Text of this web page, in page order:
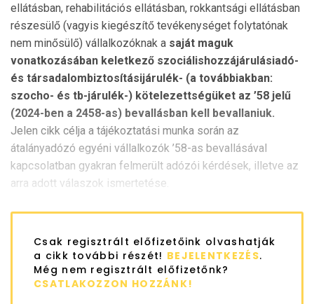
ellátásban, rehabilitációs ellátásban, rokkantsági ellátásban
részesülő (vagyis kiegészítő tevékenységet folytatónak
nem minősülő) vállalkozóknak a saját maguk
vonatkozásában keletkező szociálishozzájárulásiadó-
és társadalombiztosításijárulék- (a továbbiakban:
szocho- és tb-járulék-) kötelezettségüket az ’58 jelű
(2024-ben a 2458-as) bevallásban kell bevallaniuk.
Jelen cikk célja a tájékoztatási munka során az
átalányadózó egyéni vállalkozók ’58-as bevallásával
kapcsolatban gyakran felmerült adózói kérdések, illetve az
arra adott válaszok ismertetése.
Csak regisztrált előfizetőink olvashatják
a cikk további részét! BEJELENTKEZÉS.
Még nem regisztrált előfizetőnk?
CSATLAKOZZON HOZZÁNK!